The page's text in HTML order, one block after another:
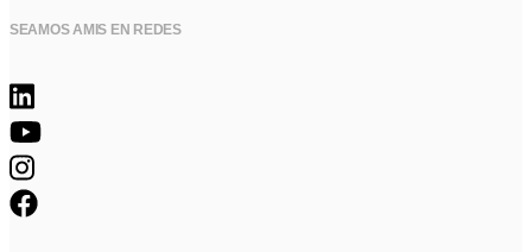
SEAMOS AMIS EN REDES